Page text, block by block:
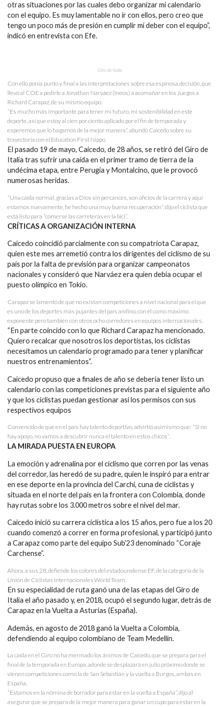
otras situaciones por las cuales debo organizar mi calendario
con el equipo. Es muy lamentable no ir con ellos, pero creo que
tengo un poco más de presión en cumplir mi deber con el equipo”,
indicó en entrevista con Efe.
Giro de Italia
Con ello ponía punto y final a las interpretaciones sobre esa espinosa decisión, que
llevó al COE a pedirle a Jonathan Narváez (Ineos) a acomañar en los Juegos a
Richard Carapaz, de su mismo equipo.
“Es mucho más importante para tener mi futuro, mi sostenibilidad en este
deporte, así que estoy al cien por ciento aplicado por el fin de temporada y
esperemos que lo hagamos de la mejor manera”, abundó Caicedo sobre su
trayectoria con el Education First Nippo.
El pasado 19 de mayo, Caicedo, de 28 años, se retiró del Giro de
Italia tras sufrir una caída en el primer tramo de tierra de la
undécima etapa, entre Perugia y Montalcino, que le provocó
numerosas heridas.
“Una caída normal, gracias a Dios sin percances, son oficios de la carrera y aquí
estamos nuevamente, he hecho una muy buena recuperación”, dijo el ciclista que
está listo para “comerse las carreteras en la bici”.
CRÍTICAS A ORGANIZACIÓN INTERNA
Caicedo coincidió parcialmente con su compatriota Carapaz,
quien este mes arremetió contra los dirigentes del ciclismo de su
país por la falta de previsión para organizar campeonatos
nacionales y consideró que Narváez era quien debía ocupar el
puesto olímpico en Tokio.
Carapaz se lamentó de que no existan competiciones a nivel nacional para el que
es uno de los deportes más pujantes del país andino, con él como máximo
exponente pero también con otros ocho corredores en equipos internacionales.
“En parte coincido con lo que Richard Carapaz ha mencionado.
Quiero recalcar que nosotros los deportistas, los ciclistas
necesitamos un calendario programado para tener y planificar
nuestros entrenamientos”.
Caicedo propuso que a finales de año se debería tener listo un
calendario con las competiciones previstas para el siguiente año
y que los ciclistas puedan gestionar así los permisos con sus
respectivos equipos
Convencido de que en el país hay talento deportivo, advirtió asimismo que: “Si no
hay apoyo, no vamos a descubrir nunca el talento en estos chicos”.
LA MIRADA PUESTA EN EUROPA
La emoción y adrenalina por el ciclismo que corren por las venas
del corredor, las heredó de su padre, quien le inspiró para entrar
en ese deporte en la provincia del Carchi, cuna de ciclistas y
situada en el norte del país en la frontera con Colombia, donde
hay rutas sobre los 3.000 metros sobre el nivel del mar.
Caicedo inició su carrera ciclística a los 15 años, pero fue a los 20
cuando comenzó a correr en forma profesional, y participó junto
a Carapaz como parte del equipo Sub’23 denominado “Coraje
Carchense”.
Ahora, a sus 28, defiende los colores del estadounidense EF, de la categoría de la
Unión de Ciclistas Internacionales World Team.
En su especialidad de ruta ganó una de las etapas del Giro de
Italia el año pasado y, en 2018, ocupó el segundo lugar, detrás de
Carapaz en la Vuelta a Asturias (España).
Además, en agosto de 2018 ganó la Vuelta a Colombia,
defendiendo al equipo colombiano de Team Medellín.
La caída en el Giro no ha mermado los ánimos de Caicedo, que se prepara para el
final de la temporada en Europa, adonde se desplazará en julio próximo donde se
vienen competiciones como la de San Sebastián y la vuelta a Burgos, ambas en
España.
“Estamos en la nómina de borrador para estar en la vuelta a España”, dijo al
asegurar que se prepara de la mejor manera para ganar un cupo para estar en la